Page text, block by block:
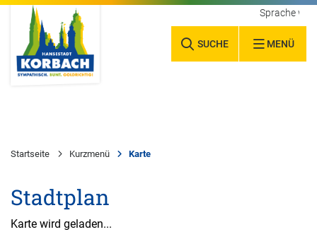
SUCHE MENÜ
Sprache
Startseite Kurzmenü Karte
Stadtplan
Karte wird geladen...